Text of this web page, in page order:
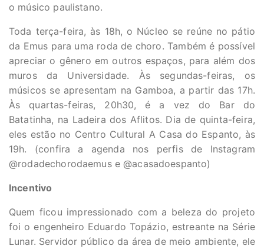
o músico paulistano.
Toda terça-feira, às 18h, o Núcleo se reúne no pátio
da Emus para uma roda de choro. Também é possível
apreciar o gênero em outros espaços, para além dos
muros da Universidade. Às segundas-feiras, os
músicos se apresentam na Gamboa, a partir das 17h.
Às quartas-feiras, 20h30, é a vez do Bar do
Batatinha, na Ladeira dos Aflitos. Dia de quinta-feira,
eles estão no Centro Cultural A Casa do Espanto, às
19h. (confira a agenda nos perfis de Instagram
@rodadechorodaemus e @acasadoespanto)
Incentivo
Quem ficou impressionado com a beleza do projeto
foi o engenheiro Eduardo Topázio, estreante na Série
Lunar. Servidor público da área de meio ambiente, ele